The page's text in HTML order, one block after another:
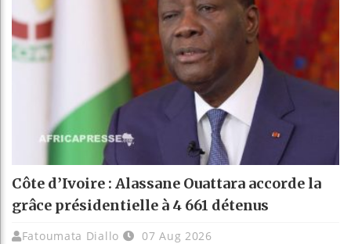
Côte d’Ivoire : Alassane Ouattara accorde la
grâce présidentielle à 4 661 détenus
Fatoumata Diallo 07 Aug 2026